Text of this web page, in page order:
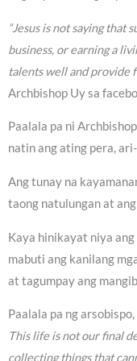
“Jesus is not saying that
business, or earning a
talents well and provide
Archbishop Uy sa
Paalala pa ni
natin ang ating pera,
Ang tunay na
taong natulungan at
Kaya hinikayat niya
mabuti ang kanilang
at tagumpay ang
Paalala pa ng arsobispo,
This life is not our final
collecting things that